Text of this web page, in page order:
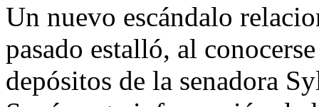
Un nuevo escándalo
pasado estalló, al
depósitos de la senadora